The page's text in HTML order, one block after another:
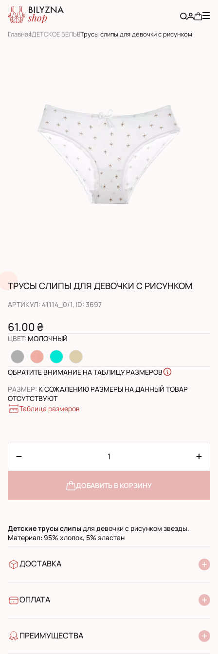
ГлавнаяДЕТСКОЕ БЕЛЬЕТрусы слипы для девочки с рисунком
ТРУСЫ СЛИПЫ ДЛЯ ДЕВОЧКИ С РИСУНКОМ
АРТИКУЛ: 41114_0/1, ID: 3697
61.00 ₴
ЦВЕТ: МОЛОЧНЫЙ
ОБРАТИТЕ ВНИМАНИЕ НА ТАБЛИЦУ РАЗМЕРОВ
РАЗМЕР: К СОЖАЛЕНИЮ РАЗМЕРЫ НА ДАННЫЙ ТОВАР
ОТСУТСТВУЮТ
Таблица размеров
ДОБАВИТЬ В КОРЗИНУ
Детские трусы слипыдля девочки с рисунком звезды.
Материал: 95% хлопок, 5% эластан
ДОСТАВКА
УкрПочта стандарт
ОПЛАТА
Банковский перевод
ПРЕИМУЩЕСТВА